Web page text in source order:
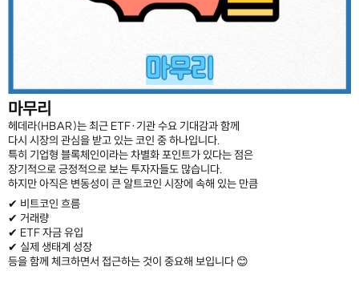
마무리
헤데라(HBAR)는 최근 ETF·기관 수요 기대감과 함께
다시 시장의 관심을 받고 있는 코인 중 하나입니다.
특히 기업형 블록체인이라는 차별화 포인트가 있다는 점은
장기적으로 긍정적으로 보는 투자자들도 많습니다.
하지만 아직은 변동성이 큰 알트코인 시장에 속해 있는 만큼
✔ 비트코인 흐름
✔ 거래량
✔ ETF 자금 유입
✔ 실제 생태계 성장
등을 함께 체크하면서 접근하는 것이 중요해 보입니다 😊